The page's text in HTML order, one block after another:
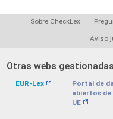
Sobre CheckLex
Aviso
Otras webs
EUR-Lex
Portal de
abiertos de
UE